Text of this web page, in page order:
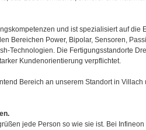
und ist spezialisiert auf die
Bereichen Power, Bipolar, Sensoren,
Technologien. Die Fertigungsstandorte
Kundenorientierung verpflichtet.
Bereich an unserem Standort in
jede Person so wie sie ist. Bei